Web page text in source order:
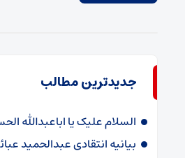
جدیدترین مطالب
السلام علیک یا اباعبدالله
بیانیه انتقادی عبدالحمید